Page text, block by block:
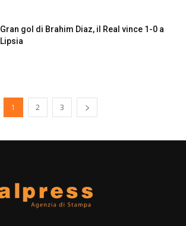
Gran gol di Brahim Diaz, il Real vince 1-0 a
Lipsia
1 2 3